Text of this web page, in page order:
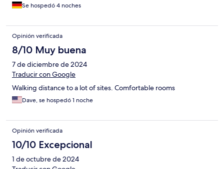
Se hospedó 4 noches
Opinión verificada
8/10 Muy buena
7 de diciembre de 2024
Traducir con Google
Walking distance to a lot of sites. Comfortable rooms
Dave, se hospedó 1 noche
Opinión verificada
10/10 Excepcional
1 de octubre de 2024